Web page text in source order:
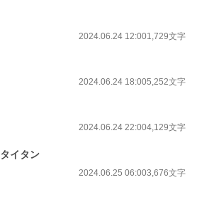
2024.06.24 12:001,729文字
2024.06.24 18:005,252文字
2024.06.24 22:004,129文字
イタン
2024.06.25 06:003,676文字